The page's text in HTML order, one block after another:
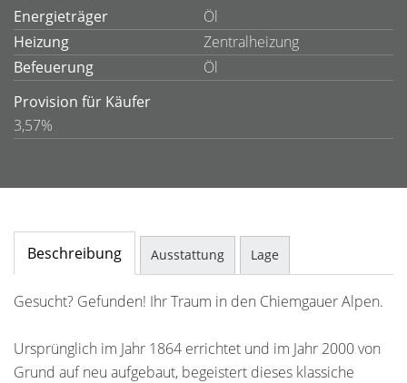
Energieträger
Öl
Heizung
Zentralheizung
Befeuerung
Öl
Provision für Käufer
3,57%
Beschreibung Ausstattung Lage
Gesucht? Gefunden! Ihr Traum in den Chiemgauer Alpen.
Ursprünglich im Jahr 1864 errichtet und im Jahr 2000 von
Grund auf neu aufgebaut, begeistert dieses klassiche